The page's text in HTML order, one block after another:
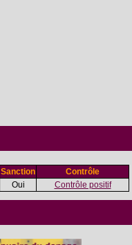
Sanction
Contrôle
Oui Contrôle positif